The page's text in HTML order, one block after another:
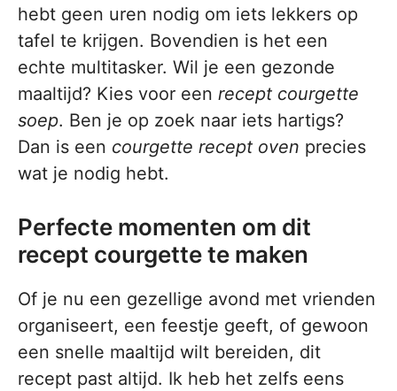
hebt geen uren nodig om iets lekkers op
tafel te krijgen. Bovendien is het een
echte multitasker. Wil je een gezonde
maaltijd? Kies voor een recept courgette
soep. Ben je op zoek naar iets hartigs?
Dan is een courgette recept oven precies
wat je nodig hebt.
Perfecte momenten om dit
recept courgette te maken
Of je nu een gezellige avond met vrienden
organiseert, een feestje geeft, of gewoon
een snelle maaltijd wilt bereiden, dit
recept past altijd. Ik heb het zelfs eens